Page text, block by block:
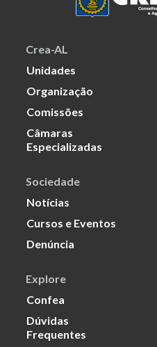
Crea-AL
Unidades
Organização
Comissões
Câmaras
Especializadas
Sociedade
Notícias
Cursos e Eventos
Denúncia
Explore
Confea
Dúvidas
Frequentes